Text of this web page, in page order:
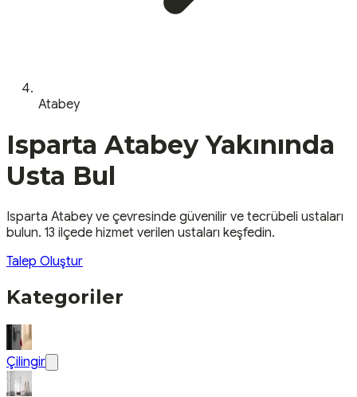
Atabey
Isparta AtabeyYakınında
Usta Bul
Isparta Atabeyve çevresinde güvenilir ve tecrübeli ustaları
bulun. 13 ilçede hizmet verilen ustaları keşfedin.
Talep Oluştur
Kategoriler
Çilingir